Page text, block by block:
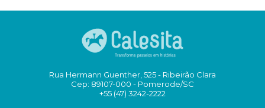
Rua Hermann Guenther, 525 - Ribeirão Clara
Cep: 89107-000 - Pomerode/SC
+55 (47) 3242-2222